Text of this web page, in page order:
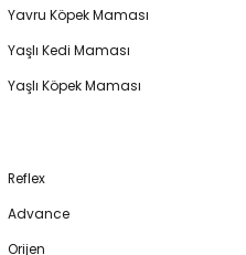
Yavru Köpek Maması
Yaşlı Kedi Maması
Yaşlı Köpek Maması
Reflex
Advance
Orijen